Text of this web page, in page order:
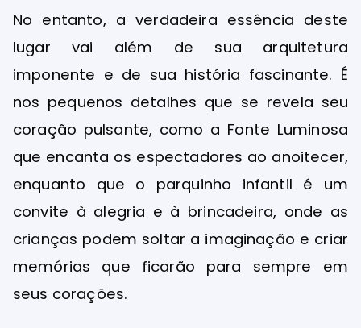
No entanto, a verdadeira essência deste
lugar vai além de sua arquitetura
imponente e de sua história fascinante. É
nos pequenos detalhes que se revela seu
coração pulsante, como a Fonte Luminosa
que encanta os espectadores ao anoitecer,
enquanto que o parquinho infantil é um
convite à alegria e à brincadeira, onde as
crianças podem soltar a imaginação e criar
memórias que ficarão para sempre em
seus corações.